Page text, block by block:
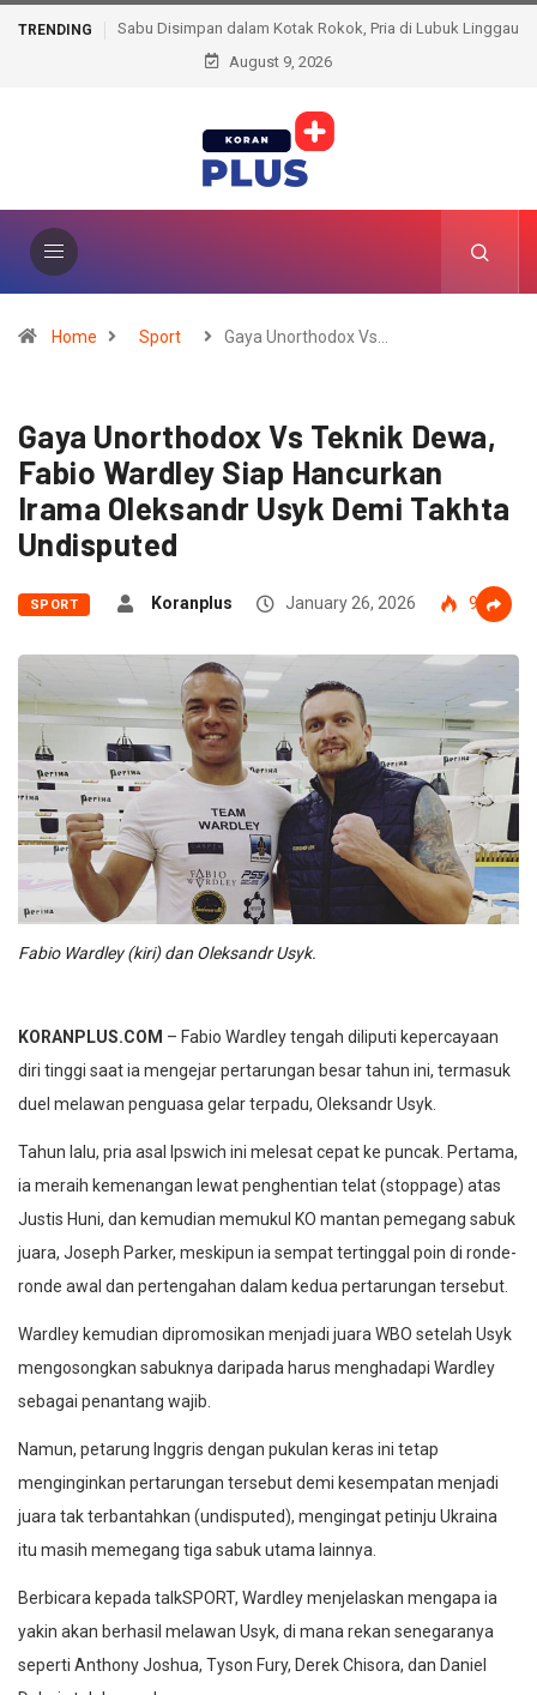
TRENDING
Sabu Disimpan dalam Kotak Rokok, Pria di Lubuk Linggau
Berujung Ditangkap Polisi
August 9, 2026
Home Sport Gaya Unorthodox Vs…
Gaya Unorthodox Vs Teknik Dewa,
Fabio Wardley Siap Hancurkan
Irama Oleksandr Usyk Demi Takhta
Undisputed
SPORT Koranplus January 26, 2026 94
Fabio Wardley (kiri) dan Oleksandr Usyk.
KORANPLUS.COM – Fabio Wardley tengah diliputi kepercayaan
diri tinggi saat ia mengejar pertarungan besar tahun ini, termasuk
duel melawan penguasa gelar terpadu, Oleksandr Usyk.
Tahun lalu, pria asal Ipswich ini melesat cepat ke puncak. Pertama,
ia meraih kemenangan lewat penghentian telat (stoppage) atas
Justis Huni, dan kemudian memukul KO mantan pemegang sabuk
juara, Joseph Parker, meskipun ia sempat tertinggal poin di ronde-
ronde awal dan pertengahan dalam kedua pertarungan tersebut.
Wardley kemudian dipromosikan menjadi juara WBO setelah Usyk
mengosongkan sabuknya daripada harus menghadapi Wardley
sebagai penantang wajib.
Namun, petarung Inggris dengan pukulan keras ini tetap
menginginkan pertarungan tersebut demi kesempatan menjadi
juara tak terbantahkan (undisputed), mengingat petinju Ukraina
itu masih memegang tiga sabuk utama lainnya.
Berbicara kepada talkSPORT, Wardley menjelaskan mengapa ia
yakin akan berhasil melawan Usyk, di mana rekan senegaranya
seperti Anthony Joshua, Tyson Fury, Derek Chisora, dan Daniel